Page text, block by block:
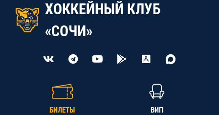
ХОККЕЙНЫЙ КЛУБ
«СОЧИ»
БИЛЕТЫ ВИП